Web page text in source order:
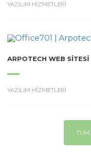
YAZILIM HİZMETLERİ
ARPOTECH WEB SITESI
YAZILIM HİZMETLERİ
TÜM